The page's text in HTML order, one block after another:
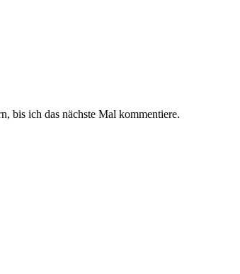
bis ich das nächste Mal kommentiere.